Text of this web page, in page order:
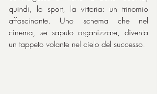
quindi, lo sport, la vittoria: un trinomio
affascinante. Uno schema che nel
cinema, se saputo organizzare, diventa
un tappeto volante nel cielo del successo.